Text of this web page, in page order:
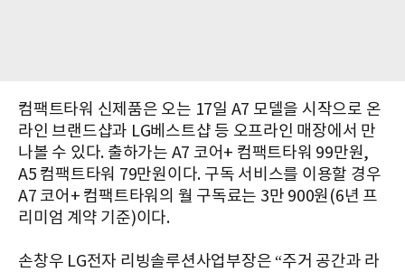
컴팩트타워 신제품은 오는 17일 A7 모델을 시작으로 온
라인 브랜드샵과 LG베스트샵 등 오프라인 매장에서 만
나볼 수 있다. 출하가는 A7 코어+ 컴팩트타워 99만원,
A5 컴팩트타워 79만원이다. 구독 서비스를 이용할 경우
A7 코어+ 컴팩트타워의 월 구독료는 3만 900원(6년 프
리미엄 계약 기준)이다.
손창우 LG전자 리빙솔루션사업부장은 “주거 공간과 라